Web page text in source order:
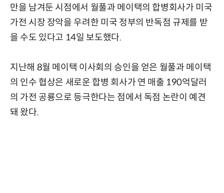
만을 남겨둔 시점에서 월풀과 메이택의 합병회사가 미국
가전 시장 장악을 우려한 미국 정부의 반독점 규제를 받
을 수도 있다고 14일 보도했다.
지난해 8월 메이택 이사회의 승인을 얻은 월풀과 메이택
의 인수 협상은 새로운 합병 회사가 연 매출 190억달러
의 가전 공룡으로 등극한다는 점에서 독점 논란이 예견
돼 왔다.